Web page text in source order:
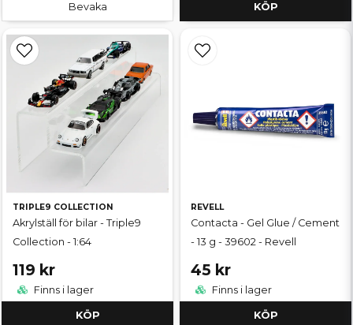
Bevaka KÖP
TRIPLE9 COLLECTION
Akrylställ för bilar - Triple9
Collection - 1:64
119 kr
Finns i lager
KÖP
REVELL
Contacta - Gel Glue / Cement
- 13 g - 39602 - Revell
45 kr
Finns i lager
KÖP